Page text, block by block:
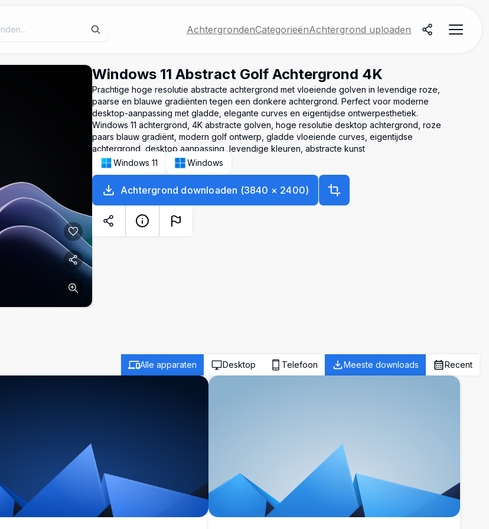
AchtergrondenCategorieënAchtergrond uploaden
Windows 11 Abstract Golf Achtergrond 4K
Prachtige hoge resolutie abstracte achtergrond met vloeiende golven in levendige roze,
paarse en blauwe gradiënten tegen een donkere achtergrond. Perfect voor moderne
desktop-aanpassing met gladde, elegante curves en eigentijdse ontwerpesthetiek.
Windows 11 achtergrond, 4K abstracte golven, hoge resolutie desktop achtergrond, roze
paars blauw gradiënt, modern golf ontwerp, gladde vloeiende curves, eigentijdse
achtergrond, desktop aanpassing, levendige kleuren, abstracte kunst
Windows 11
Windows
Achtergrond downloaden (3840 × 2400)
Alle apparaten Desktop Telefoon Meeste downloads Recent